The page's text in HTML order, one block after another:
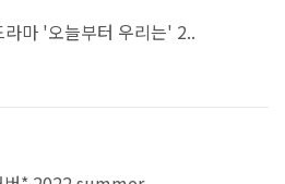
마 '오늘부터 우리는' 2..